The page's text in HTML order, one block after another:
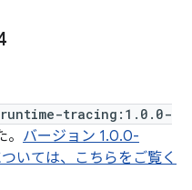
tracing:1.0.0-
バージョン 1.0.0-
いては、こちらをご覧く